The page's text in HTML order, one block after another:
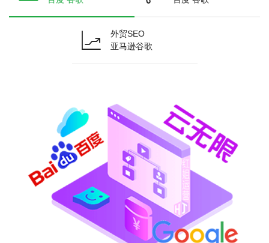
外贸SEO
亚马逊谷歌